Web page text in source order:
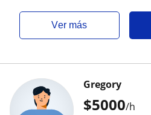
ver más
$5000/h
Gregory